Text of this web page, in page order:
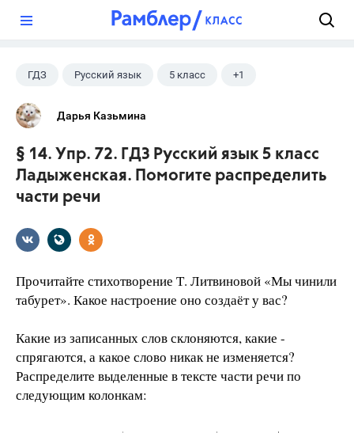
ГДЗ Русский язык 5 класс +1
Ладыженская Т.А.
Дарья Казьмина
§ 14. Упр. 72. ГДЗ Русский язык 5 класс
Ладыженская. Помогите распределить
части речи
Прочитайте стихотворение Т. Литвиновой «Мы чинили
табурет». Какое настроение оно создаёт у вас?
Какие из записанных слов склоняются, какие -
спрягаются, а какое слово никак не изменяется?
Распределите выделенные в тексте части речи по
следующим колонкам: